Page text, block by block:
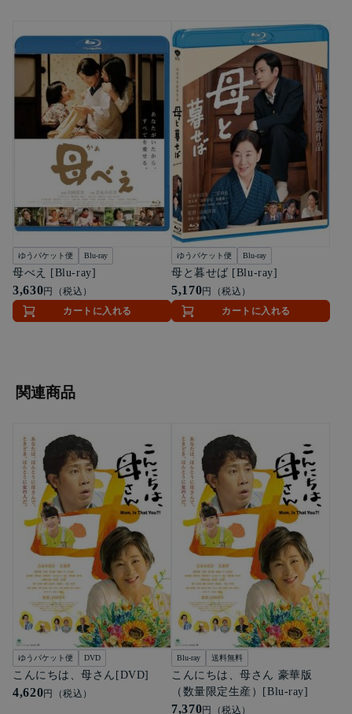
ゆうパケット便 Blu-ray
母べえ [Blu-ray]
3,630円（税込）
カートに入れる
ゆうパケット便 Blu-ray
母と暮せば [Blu-ray]
5,170円（税込）
カートに入れる
関連商品
ゆうパケット便 DVD
こんにちは、母さん[DVD]
4,620円（税込）
Blu-ray 送料無料
こんにちは、母さん 豪華版
（数量限定生産）[Blu-ray]
7,370円（税込）